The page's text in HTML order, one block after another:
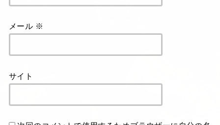
メール ※
サイト